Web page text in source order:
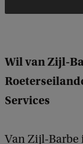
Wil van Zijl-
Services
Van Zijl-Barbe